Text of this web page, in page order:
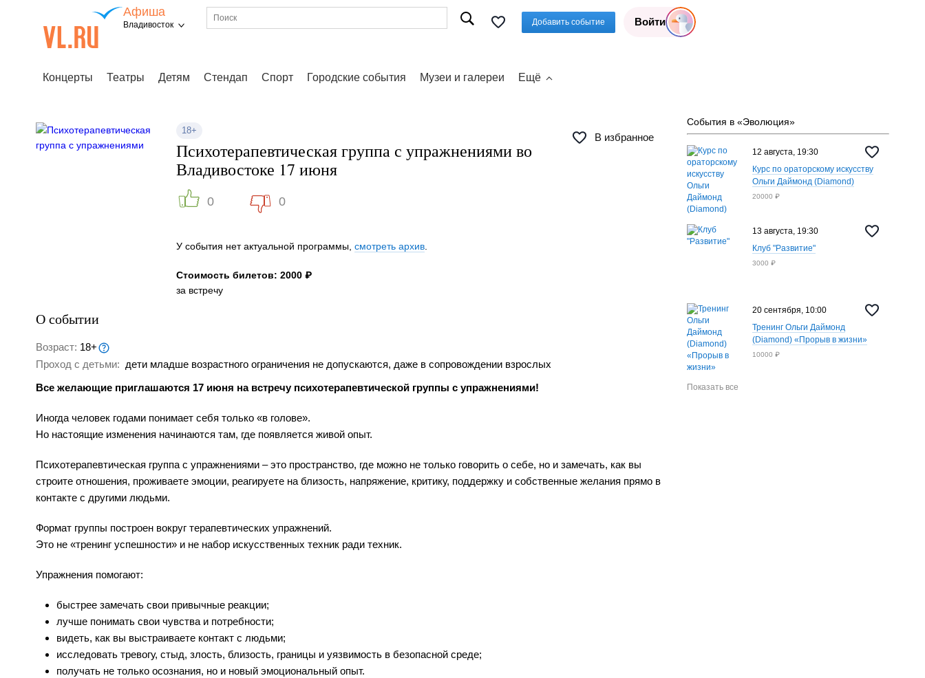
Афиша
Владивосток Добавить событие Войти
Концерты Театры Детям Стендап Спорт Городские события Музеи и галереи Ещё
18+
В избранное
Психотерапевтическая группа с упражнениями во
Владивостоке 17 июня
0 0
У события нет актуальной программы, смотреть архив
Стоимость билетов: 2000 ₽
за встречу
О событии
Возраст: 18+
Проход с детьми: дети младше возрастного ограничения не допускаются, даже в сопровождении взрослых
Все желающие приглашаются 17 июня на встречу психотерапевтической группы с упражнениями!
Иногда человек годами понимает себя только «в голове».
Но настоящие изменения начинаются там, где появляется живой опыт.
Психотерапевтическая группа с упражнениями – это пространство, где можно не только говорить о себе, но и замечать, как вы
строите отношения, проживаете эмоции, реагируете на близость, напряжение, критику, поддержку и собственные желания прямо в
контакте с другими людьми.
Формат группы построен вокруг терапевтических упражнений.
Это не «тренинг успешности» и не набор искусственных техник ради техник.
Упражнения помогают:
быстрее замечать свои привычные реакции;
лучше понимать свои чувства и потребности;
видеть, как вы выстраиваете контакт с людьми;
исследовать тревогу, стыд, злость, близость, границы и уязвимость в безопасной среде;
получать не только осознания, но и новый эмоциональный опыт.
События в «Эволюция»
12 августа, 19:30
Курс по ораторскому искусству
Ольги Даймонд (Diamond)
20000 ₽
13 августа, 19:30
Клуб "Развитие"
3000 ₽
20 сентября, 10:00
Тренинг Ольги Даймонд
(Diamond) «‎Прорыв в жизни»
10000 ₽
Показать все